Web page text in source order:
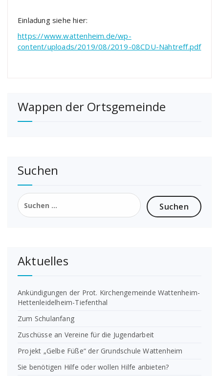
Einladung siehe hier:
https://www.wattenheim.de/wp-
content/uploads/2019/08/2019-08CDU-Nähtreff.pdf
Wappen der Ortsgemeinde
Suchen
Suchen
nach:
Aktuelles
Ankündigungen der Prot. Kirchengemeinde Wattenheim-
Hettenleidelheim-Tiefenthal
Zum Schulanfang
Zuschüsse an Vereine für die Jugendarbeit
Projekt „Gelbe Füße“ der Grundschule Wattenheim
Sie benötigen Hilfe oder wollen Hilfe anbieten?